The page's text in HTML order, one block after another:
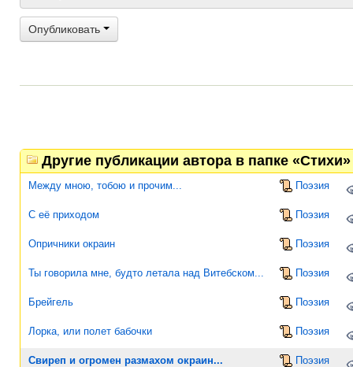
Опубликовать
Другие публикации автора в папке «Стихи»
Между мною, тобою и прочим... Поэзия
С её приходом Поэзия
Опричники окраин Поэзия
Ты говорила мне, будто летала над Витебском... Поэзия
Брейгель Поэзия
Лорка, или полет бабочки Поэзия
Свиреп и огромен размахом окраин... Поэзия